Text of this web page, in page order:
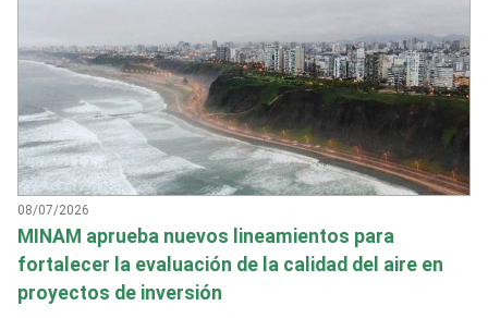
08/07/2026
MINAM aprueba nuevos lineamientos para
fortalecer la evaluación de la calidad del aire en
proyectos de inversión